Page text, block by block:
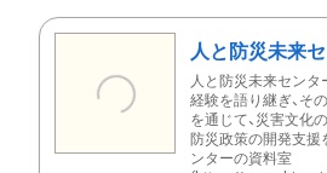
人と防災未来
人と防災未来センタ
経験を語り継ぎ、そ
を通じて、災害文化
防災政策の開発支援
ンターの資料室